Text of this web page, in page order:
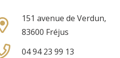
151 avenue de Verdun,
83600 Fréjus
04 94 23 99 13